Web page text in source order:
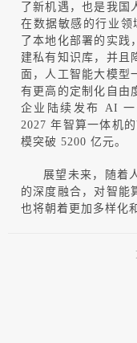
了新机遇，也是我国
在数据敏感的行业领
了本地化部署的实
建私有知识库，并且
面，人工智能大模型
有更高的定制化自由
企业陆续发布 AI
2027年智算一体机
模突破 5200 亿元。
展望未来，随着
的深度融合，对智能
也将朝着更加多样化